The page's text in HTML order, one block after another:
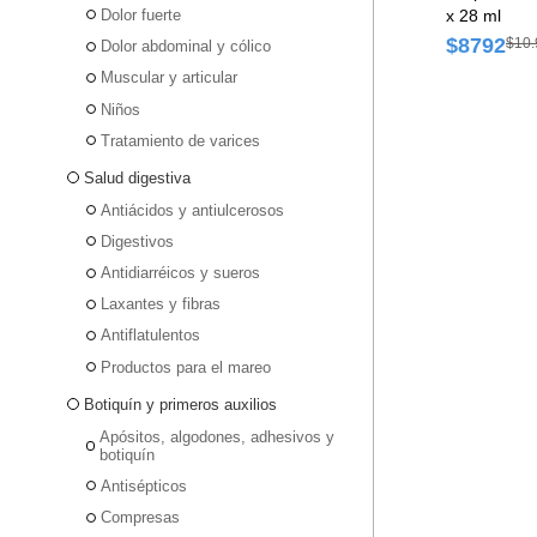
Dolor fuerte
Dolor abdominal y cólico
Muscular y articular
Niños
Tratamiento de varices
Salud digestiva
Antiácidos y antiulcerosos
Digestivos
Antidiarréicos y sueros
Laxantes y fibras
Antiflatulentos
Productos para el mareo
Botiquín y primeros auxilios
Apósitos, algodones, adhesivos y
botiquín
Antisépticos
Compresas
x 28 ml
$8792